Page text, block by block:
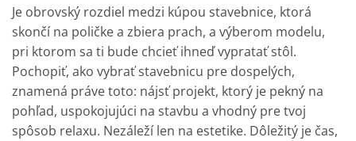
Je obrovský rozdiel medzi kúpou stavebnice, ktorá
skončí na poličke a zbiera prach, a výberom modelu,
pri ktorom sa ti bude chcieť ihneď vypratať stôl.
Pochopiť, ako vybrať stavebnicu pre dospelých,
znamená práve toto: nájsť projekt, ktorý je pekný na
pohľad, uspokojujúci na stavbu a vhodný pre tvoj
spôsob relaxu. Nezáleží len na estetike. Dôležitý je čas,